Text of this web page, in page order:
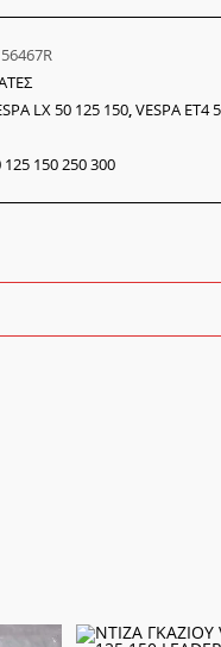
56467R
LX 50 125 150,VESPA ET4
125 150 250 300